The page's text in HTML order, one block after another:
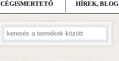
CÉGISMERTETŐ HÍREK, BLOG